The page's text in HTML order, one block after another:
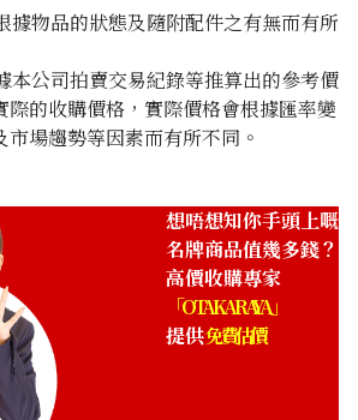
Wallet Yellow x Silver Metal
物品的狀態及隨附配件之有無而有所
公司拍賣交易紀錄等推算出的參考價
際的收購價格，實際價格會根據匯率變
場趨勢等因素而有所不同。
想唔想知你手頭上嘅
名牌商品值幾多錢？
高價收購專家
「OTAKARAYA」
提供免費估價